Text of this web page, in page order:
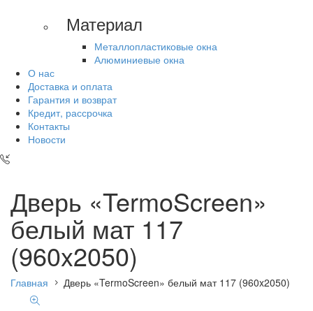
Материал
Металлопластиковые окна
Алюминиевые окна
О нас
Доставка и оплата
Гарантия и возврат
Кредит, рассрочка
Контакты
Новости
Дверь «TermoScreen»
белый мат 117
(960x2050)
Главная Дверь «TermoScreen» белый мат 117 (960x2050)